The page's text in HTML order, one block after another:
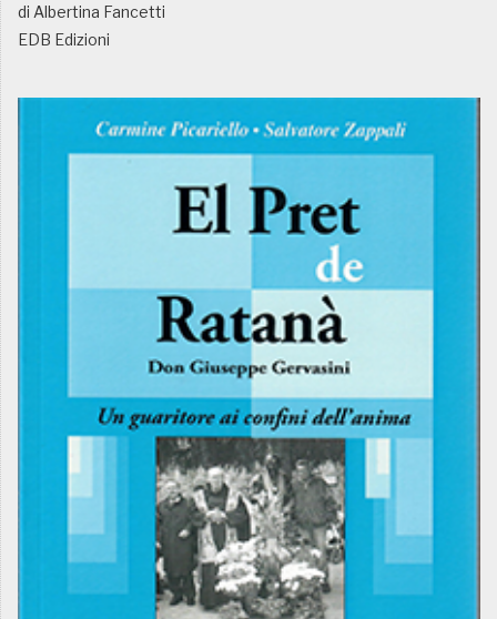
di Albertina Fancetti
EDB Edizioni